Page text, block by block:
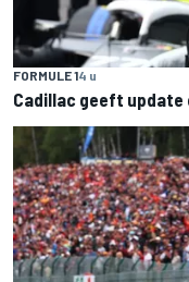
FORMULE 14 u
Cadillac geeft update